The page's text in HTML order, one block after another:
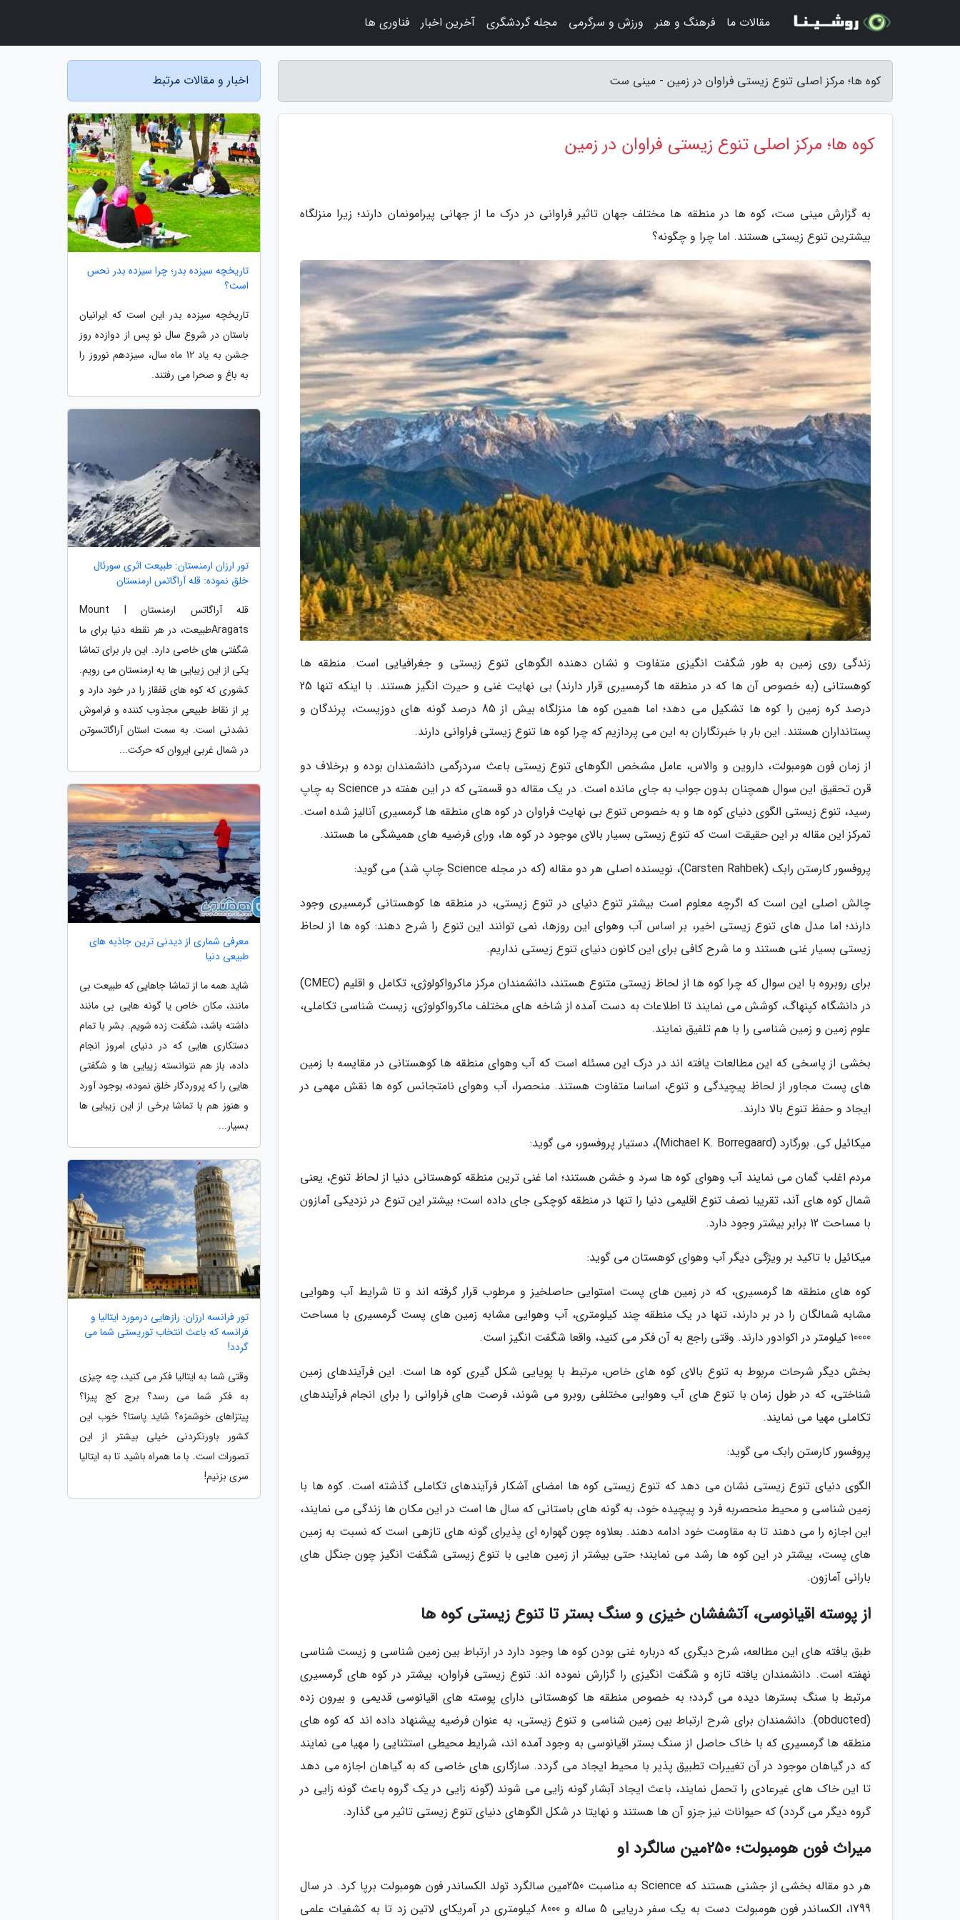
کوه ها؛ مرکز اصلی تنوع زیستی فراوان در زمین - مینی ست
کوه ها؛ مرکز اصلی تنوع زیستی فراوان در زمین
به گزارش مینی ست، کوه ها در منطقه ها مختلف جهان تاثیر فراوانی در درک ما از جهانی پیرامونمان دارند؛ زیرا منزلگاه
بیشترین تنوع زیستی هستند. اما چرا و چگونه؟
زندگی روی زمین به طور شگفت انگیزی متفاوت و نشان دهنده الگوهای تنوع زیستی و جغرافیایی است. منطقه ها
کوهستانی (به خصوص آن ها که در منطقه ها گرمسیری قرار دارند) بی نهایت غنی و حیرت انگیز هستند. با اینکه تنها 25
درصد کره زمین را کوه ها تشکیل می دهد؛ اما همین کوه ها منزلگاه بیش از 85 درصد گونه های دوزیست، پرندگان و
پستانداران هستند. این بار با خبرنگاران به این می پردازیم که چرا کوه ها تنوع زیستی فراوانی دارند.
از زمان فون هومبولت، داروین و والاس، عامل مشخص الگوهای تنوع زیستی باعث سردرگمی دانشمندان بوده و برخلاف دو
قرن تحقیق این سوال همچنان بدون جواب به جای مانده است. در یک مقاله دو قسمتی که در این هفته در Science به چاپ
رسید، تنوع زیستی الگوی دنیای کوه ها و به خصوص تنوع بی نهایت فراوان در کوه های منطقه ها گرمسیری آنالیز شده است.
تمرکز این مقاله بر این حقیقت است که تنوع زیستی بسیار بالای موجود در کوه ها، ورای فرضیه های همیشگی ما هستند.
پروفسور کارستن رابک (Carsten Rahbek)، نویسنده اصلی هر دو مقاله (که در مجله Science چاپ شد) می گوید:
چالش اصلی این است که اگرچه معلوم است بیشتر تنوع دنیای در تنوع زیستی، در منطقه ها کوهستانی گرمسیری وجود
دارند؛ اما مدل های تنوع زیستی اخیر، بر اساس آب وهوای این روزها، نمی توانند این تنوع را شرح دهند: کوه ها از لحاظ
زیستی بسیار غنی هستند و ما شرح کافی برای این کانون دنیای تنوع زیستی نداریم.
برای روبروه با این سوال که چرا کوه ها از لحاظ زیستی متنوع هستند، دانشمندان مرکز ماکرواکولوژی، تکامل و اقلیم (CMEC)
در دانشگاه کپنهاگ، کوشش می نمایند تا اطلاعات به دست آمده از شاخه های مختلف ماکرواکولوژی، زیست شناسی تکاملی،
علوم زمین و زمین شناسی را با هم تلفیق نمایند.
بخشی از پاسخی که این مطالعات یافته اند در درک این مسئله است که آب وهوای منطقه ها کوهستانی در مقایسه با زمین
های پست مجاور از لحاظ پیچیدگی و تنوع، اساسا متفاوت هستند. منحصرا، آب وهوای نامتجانس کوه ها نقش مهمی در
ایجاد و حفظ تنوع بالا دارند.
میکائیل کی. بورگارد (Michael K. Borregaard)، دستیار پروفسور، می گوید:
مردم اغلب گمان می نمایند آب وهوای کوه ها سرد و خشن هستند؛ اما غنی ترین منطقه کوهستانی دنیا از لحاظ تنوع، یعنی
شمال کوه های آند، تقریبا نصف تنوع اقلیمی دنیا را تنها در منطقه کوچکی جای داده است؛ بیشتر این تنوع در نزدیکی آمازون
با مساحت 12 برابر بیشتر وجود دارد.
میکائیل با تاکید بر ویژگی دیگر آب وهوای کوهستان می گوید:
کوه های منطقه ها گرمسیری، که در زمین های پست استوایی حاصلخیز و مرطوب قرار گرفته اند و تا شرایط آب وهوایی
مشابه شمالگان را در بر دارند، تنها در یک منطقه چند کیلومتری، آب وهوایی مشابه زمین های پست گرمسیری با مساحت
10000 کیلومتر در اکوادور دارند. وقتی راجع به آن فکر می کنید، واقعا شگفت انگیز است.
بخش دیگر شرحات مربوط به تنوع بالای کوه های خاص، مرتبط با پویایی شکل گیری کوه ها است. این فرآیندهای زمین
شناختی، که در طول زمان با تنوع های آب وهوایی مختلفی روبرو می شوند، فرصت های فراوانی را برای انجام فرآیندهای
تکاملی مهیا می نمایند.
پروفسور کارستن رابک می گوید:
الگوی دنیای تنوع زیستی نشان می دهد که تنوع زیستی کوه ها امضای آشکار فرآیندهای تکاملی گذشته است. کوه ها با
زمین شناسی و محیط منحصربه فرد و پیچیده خود، به گونه های باستانی که سال ها است در این مکان ها زندگی می نمایند،
این اجازه را می دهند تا به مقاومت خود ادامه دهند. بعلاوه چون گهواره ای پذیرای گونه های تازهی است که نسبت به زمین
های پست، بیشتر در این کوه ها رشد می نمایند؛ حتی بیشتر از زمین هایی با تنوع زیستی شگفت انگیز چون جنگل های
بارانی آمازون.
از پوسته اقیانوسی، آتشفشان خیزی و سنگ بستر تا تنوع زیستی کوه ها
طبق یافته های این مطالعه، شرح دیگری که درباره غنی بودن کوه ها وجود دارد در ارتباط بین زمین شناسی و زیست شناسی
نهفته است. دانشمندان یافته تازه و شگفت انگیزی را گزارش نموده اند: تنوع زیستی فراوان، بیشتر در کوه های گرمسیری
مرتبط با سنگ بسترها دیده می گردد؛ به خصوص منطقه ها کوهستانی دارای پوسته های اقیانوسی قدیمی و بیرون زده
(obducted). دانشمندان برای شرح ارتباط بین زمین شناسی و تنوع زیستی، به عنوان فرضیه پیشنهاد داده اند که کوه های
منطقه ها گرمسیری که با خاک حاصل از سنگ بستر اقیانوسی به وجود آمده اند، شرایط محیطی استثنایی را مهیا می نمایند
که در گیاهان موجود در آن تغییرات تطبیق پذیر با محیط ایجاد می گردد. سازگاری های خاصی که به گیاهان اجازه می دهد
تا این خاک های غیرعادی را تحمل نمایند، باعث ایجاد آبشار گونه زایی می شوند (گونه زایی در یک گروه باعث گونه زایی در
گروه دیگر می گردد) که حیوانات نیز جزو آن ها هستند و نهایتا در شکل الگوهای دنیای تنوع زیستی تاثیر می گذارد.
میراث فون هومبولت؛ 250مین سالگرد او
هر دو مقاله بخشی از جشنی هستند که Science به مناسبت 250مین سالگرد تولد الکساندر فون هومبولت برپا کرد. در سال
1799، الکساندر فون هومبولت دست به یک سفر دریایی 5 ساله و 8000 کیلومتری در آمریکای لاتین زد تا به کشفیات علمی
اخبار و مقالات مرتبط
تاریخچه سیزده بدر؛ چرا سیزده بدر نحس
است؟
تاریخچه سیزده بدر این است که ایرانیان
باستان در شروع سال نو پس از دوازده روز
جشن به یاد 12 ماه سال، سیزدهم نوروز را
به باغ و صحرا می رفتند.
تور ارزان ارمنستان: طبیعت اثری سورئال
خلق نموده: قله آراگاتس ارمنستان
قله آراگاتس ارمنستان | Mount
Aragatsطبیعت، در هر نقطه دنیا برای ما
شگفتی های خاصی دارد. این بار برای تماشا
یکی از این زیبایی ها به ارمنستان می رویم.
کشوری که کوه های قفقاز را در خود دارد و
پر از نقاط طبیعی مجذوب کننده و فراموش
نشدنی است. به سمت استان آراگاتسوتن
در شمال غربی ایروان که حرکت...
معرفی شماری از دیدنی ترین جاذبه های
طبیعی دنیا
شاید همه ما از تماشا جاهایی که طبیعت بی
مانند، مکان خاص یا گونه هایی بی مانند
داشته باشد، شگفت زده شویم. بشر با تمام
دستکاری هایی که در دنیای امروز انجام
داده، باز هم نتوانسته زیبایی ها و شگفتی
هایی را که پروردگار خلق نموده، بوجود آورد
و هنوز هم با تماشا برخی از این زیبایی ها
بسیار...
تور فرانسه ارزان: رازهایی درمورد ایتالیا و
فرانسه که باعث انتخاب توریستی شما می
گردد!
وقتی شما به ایتالیا فکر می کنید، چه چیزی
به فکر شما می رسد؟ برج کج پیزا؟
پیتزاهای خوشمزه؟ شاید پاستا؟ خوب این
کشور باورنکردنی خیلی بیشتر از این
تصورات است. با ما همراه باشید تا به ایتالیا
سری بزنیم!
مقالات ما فرهنگ و هنر ورزش و سرگرمی مجله گردشگری آخرین اخبار فناوری ها